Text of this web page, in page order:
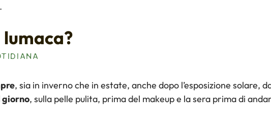
lumaca?
, sia in inverno che in estate, anche dopo l’esposizione solare,
giorno, sulla pelle pulita, prima del makeup e la sera prima di